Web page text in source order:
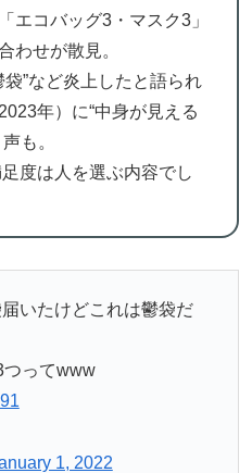
エコバッグ3・マスク3」
わせが散見。
”など炎上したと語られ
年）に“中身が見える
も。
度は人を選ぶ内容でし
いたけどこれは鬱袋だ
つってwww
1, 2022